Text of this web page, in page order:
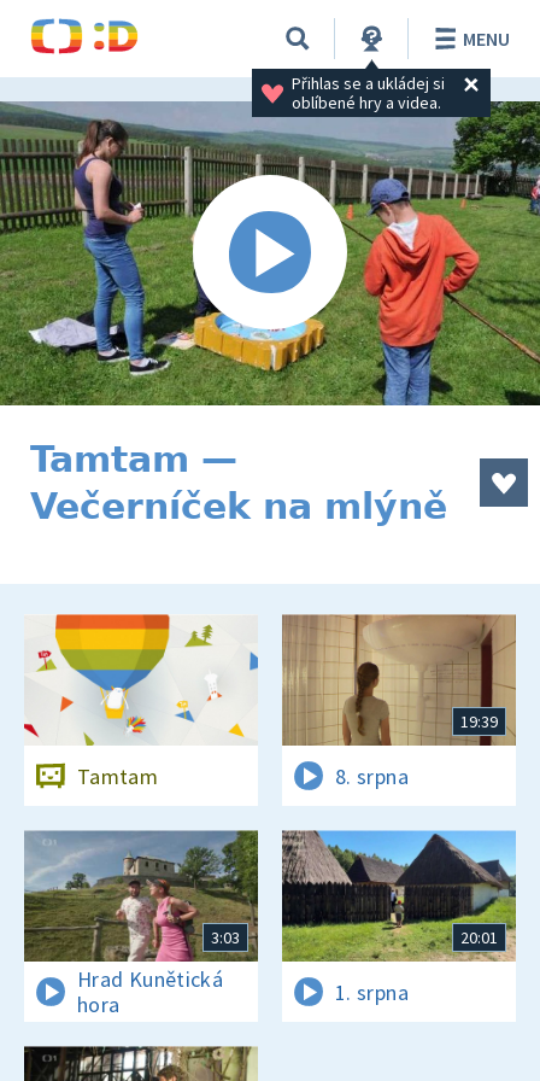
Přihlas se a ukládej si
oblíbené hry a videa.
MENU
Tamtam —
Večerníček na mlýně
Tamtam
19:39
8. srpna
3:03
Hrad Kunětická
hora
20:01
1. srpna